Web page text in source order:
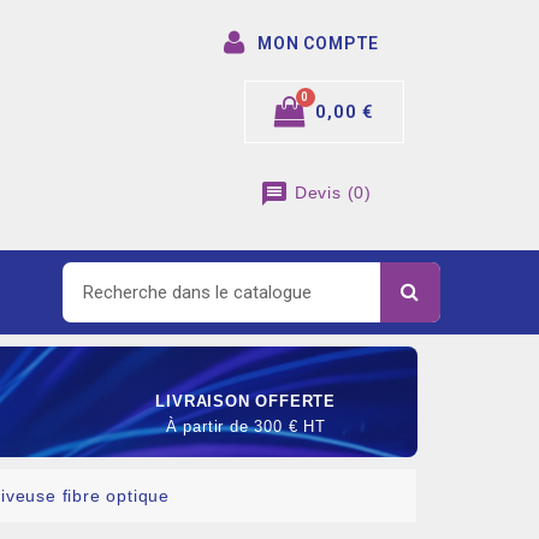
MON COMPTE
0,00 €
message Devis (0)
LIVRAISON OFFERTE
À partir de 300 € HT
fibre optique